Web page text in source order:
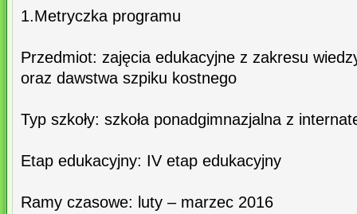
1.Metryczka programu
Przedmiot: zajęcia edukacyjne z zakresu
oraz dawstwa szpiku kostnego
Typ szkoły: szkoła ponadgimnazjalna z
Etap edukacyjny: IV etap edukacyjny
Ramy czasowe: luty – marzec 2016